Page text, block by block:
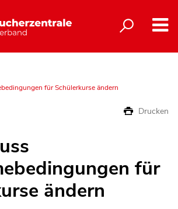
für Schülerkurse ändern
Drucken
für
ändern